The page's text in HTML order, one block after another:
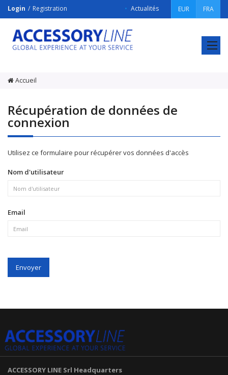
FRA
EUR
Actualités
Login Registration
ACCESSORY
LINE
Srl
Accueil
Récupération de données de
connexion
Utilisez ce formulaire pour récupérer vos données d'accès
Nom d'utilisateur
Email
Envoyer
ACCESSORY LINE Srl Headquarters